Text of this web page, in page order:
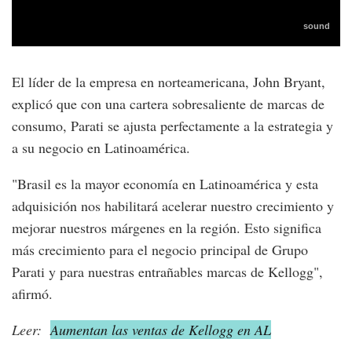
El líder de la empresa en norteamericana, John Bryant,
explicó que con una cartera sobresaliente de marcas de
consumo, Parati se ajusta perfectamente a la estrategia y
a su negocio en Latinoamérica.
"Brasil es la mayor economía en Latinoamérica y esta
adquisición nos habilitará acelerar nuestro crecimiento y
mejorar nuestros márgenes en la región. Esto significa
más crecimiento para el negocio principal de Grupo
Parati y para nuestras entrañables marcas de Kellogg",
afirmó.
Leer: Aumentan las ventas de Kellogg en AL